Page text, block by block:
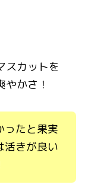
スカットを
かさ！
ったと果実
活きが良い